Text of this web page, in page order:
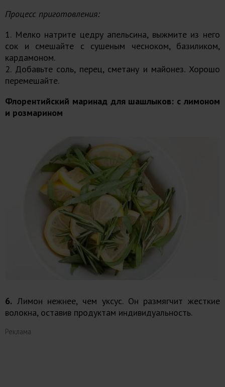
Процесс приготовления:
1. Мелко натрите цедру апельсина, выжмите из него
сок и смешайте с сушеным чесноком, базиликом,
кардамоном.
2. Добавьте соль, перец, сметану и майонез. Хорошо
перемешайте.
Флорентийский маринад для шашлыков: с лимоном
и розмарином
6. Лимон нежнее, чем уксус. Он размягчит жесткие
волокна, оставив продуктам индивидуальность.
Реклама